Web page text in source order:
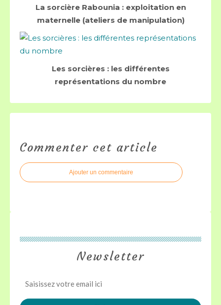
La sorcière Rabounia : exploitation en
maternelle (ateliers de manipulation)
Les sorcières : les différentes
représentations du nombre
Commenter cet article
Ajouter un commentaire
Newsletter